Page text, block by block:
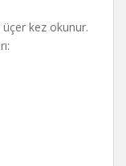
kez okunur.